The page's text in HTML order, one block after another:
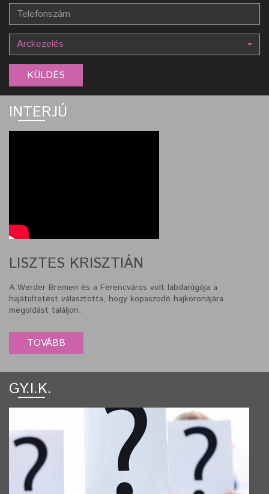
Arckezelés
INTERJÚ
LISZTES KRISZTIÁN
A Werder Bremen és a Ferencváros volt labdarúgója a
hajátültetést választotta, hogy kopaszodó hajkoronájára
megoldást találjon.
GY.I.K.